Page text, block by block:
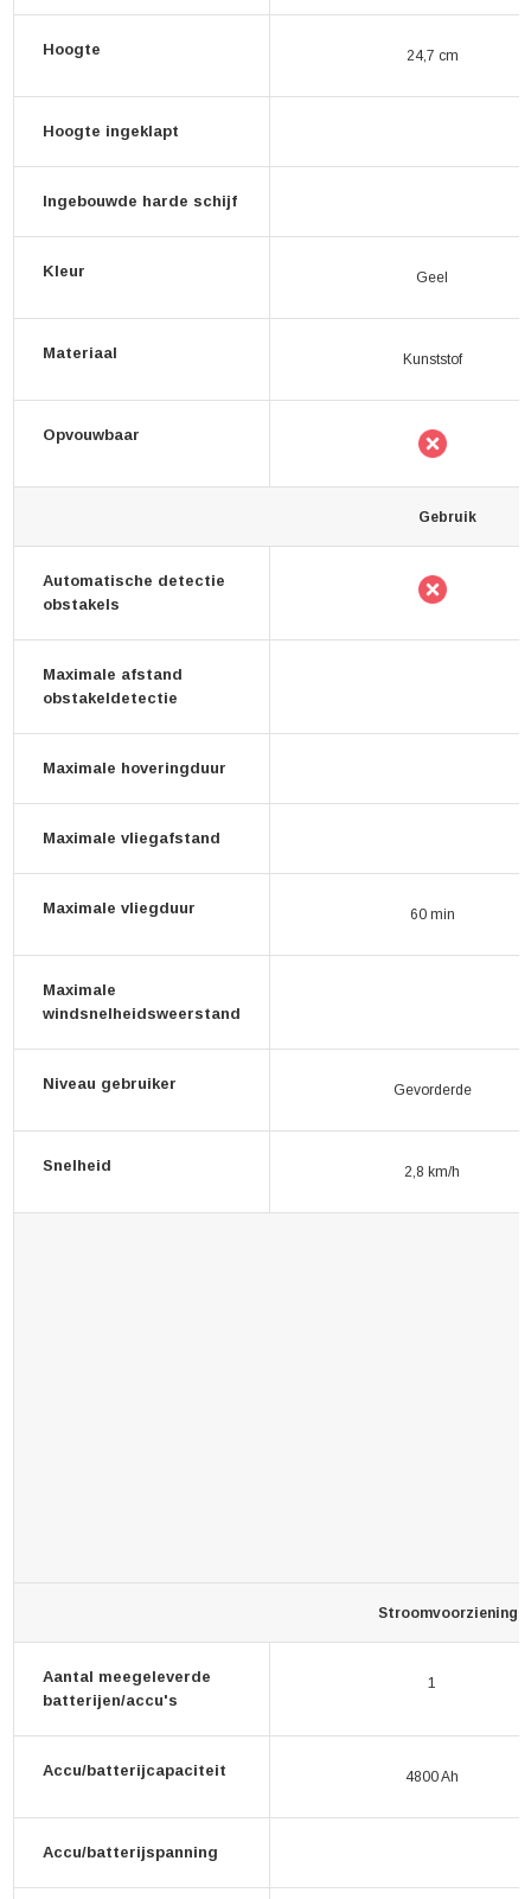
Hoogte 24,7 cm
Hoogte ingeklapt
Ingebouwde harde schijf
Kleur Geel
Materiaal Kunststof
Opvouwbaar
Gebruik
Automatische detectie
obstakels
Maximale afstand
obstakeldetectie
Maximale hoveringduur
Maximale vliegafstand
Maximale vliegduur 60 min
Maximale
windsnelheidsweerstand
Niveau gebruiker Gevorderde
Snelheid 2,8 km/h
Stroomvoorziening
Aantal meegeleverde
batterijen/accu's
1
Accu/batterijcapaciteit 4800 Ah
Accu/batterijspanning